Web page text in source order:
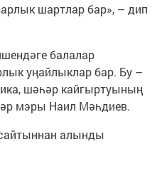
шартлар бар», – дип
балалар
уңайлыклар бар. Бу –
шәһәр кайгыртуының
мэры Наил Мәһдиев.
алынды